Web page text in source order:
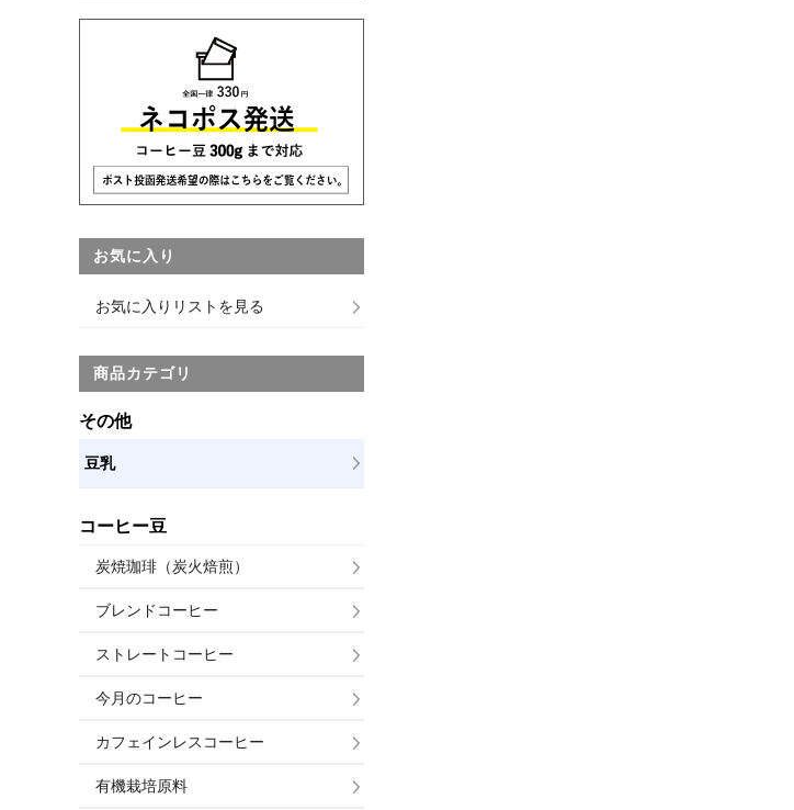
お気に入り
お気に入りリストを見る
商品カテゴリ
その他
豆乳
コーヒー豆
炭焼珈琲（炭火焙煎）
ブレンドコーヒー
ストレートコーヒー
今月のコーヒー
カフェインレスコーヒー
有機栽培原料